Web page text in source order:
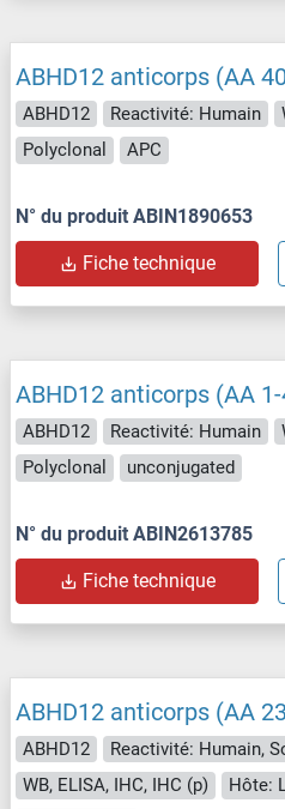
ABHD12 anticorps (AA
ABHD12 Reactivité: Humain
Polyclonal
APC
N° du produit ABIN1890653
Fiche technique
ABHD12 anticorps (AA
ABHD12 Reactivité: Humain
Polyclonal
unconjugated
N° du produit ABIN2613785
Fiche technique
ABHD12 anticorps (AA
ABHD12
Reactivité: Humain,
WB, ELISA, IHC, IHC (p)
Hôte: